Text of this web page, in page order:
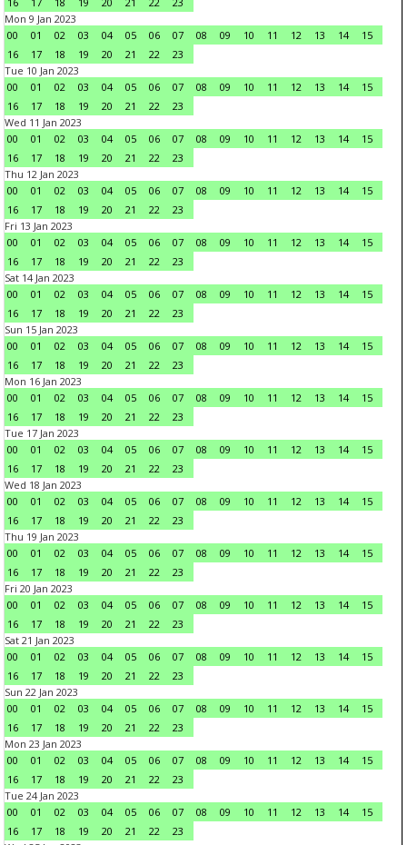
Mon 9 Jan 2023
00
01 02 03 04 05 06 07 08 09 10 11 12 13 14
15
16
17 18 19 20 21 22
23
Tue 10 Jan 2023
00
01 02 03 04 05 06 07 08 09 10 11 12 13 14
15
16
17 18 19 20 21 22
23
Wed 11 Jan 2023
00
01 02 03 04 05 06 07 08 09 10 11 12 13 14
15
16
17 18 19 20 21 22
23
Thu 12 Jan 2023
00
01 02 03 04 05 06 07 08 09 10 11 12 13 14
15
16
17 18 19 20 21 22
23
Fri 13 Jan 2023
00
01 02 03 04 05 06 07 08 09 10 11 12 13 14
15
16
17 18 19 20 21 22
23
Sat 14 Jan 2023
00
01 02 03 04 05 06 07 08 09 10 11 12 13 14
15
16
17 18 19 20 21 22
23
Sun 15 Jan 2023
00
01 02 03 04 05 06 07 08 09 10 11 12 13 14
15
16
17 18 19 20 21 22
23
Mon 16 Jan 2023
00
01 02 03 04 05 06 07 08 09 10 11 12 13 14
15
16
17 18 19 20 21 22
23
Tue 17 Jan 2023
00
01 02 03 04 05 06 07 08 09 10 11 12 13 14
15
16
17 18 19 20 21 22
23
Wed 18 Jan 2023
00
01 02 03 04 05 06 07 08 09 10 11 12 13 14
15
16
17 18 19 20 21 22
23
Thu 19 Jan 2023
00
01 02 03 04 05 06 07 08 09 10 11 12 13 14
15
16
17 18 19 20 21 22
23
Fri 20 Jan 2023
00
01 02 03 04 05 06 07 08 09 10 11 12 13 14
15
16
17 18 19 20 21 22
23
Sat 21 Jan 2023
00
01 02 03 04 05 06 07 08 09 10 11 12 13 14
15
16
17 18 19 20 21 22
23
Sun 22 Jan 2023
00
01 02 03 04 05 06 07 08 09 10 11 12 13 14
15
16
17 18 19 20 21 22
23
Mon 23 Jan 2023
00
01 02 03 04 05 06 07 08 09 10 11 12 13 14
15
16
17 18 19 20 21 22
23
Tue 24 Jan 2023
00
01 02 03 04 05 06 07 08 09 10 11 12 13 14
15
16
17 18 19 20 21 22
23